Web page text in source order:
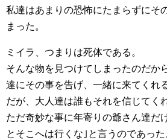
私達はあまりの恐怖にたまらずにそ
まった。
ミイラ、つまりは死体である。
そんな物を見つけてしまったのだか
達にその事を告げ、一緒に来てくれ
だが、大人達は誰もそれを信じてく
ただ奇妙な事に年寄りの爺さん達だ
とそこへは行くな｣と言うのであった